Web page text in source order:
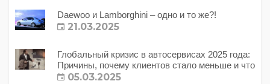
Daewoo и Lamborghini – одно и то же?!
21.03.2025
Глобальный кризис в автосервисах 2025 года:
Причины, почему клиентов стало меньше и что
с этим делать?
05.03.2025